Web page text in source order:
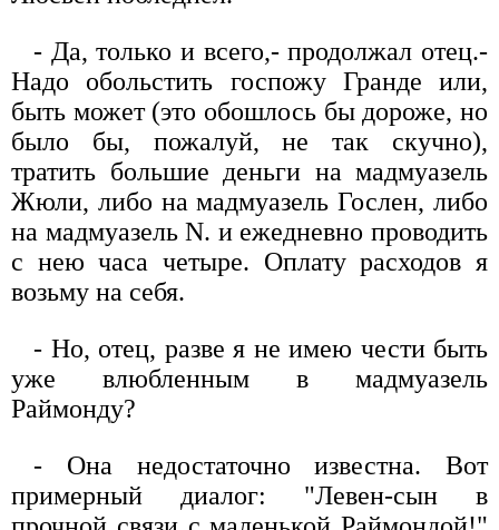
- Да, только и всего,- продолжал отец.-
Надо обольстить госпожу Гранде или,
быть может (это обошлось бы дороже, но
было бы, пожалуй, не так скучно),
тратить большие деньги на мадмуазель
Жюли, либо на мадмуазель Гослен, либо
на мадмуазель N. и ежедневно проводить
с нею часа четыре. Оплату расходов я
возьму на себя.
- Но, отец, разве я не имею чести быть
уже влюбленным в мадмуазель
Раймонду?
- Она недостаточно известна. Вот
примерный диалог: "Левен-сын в